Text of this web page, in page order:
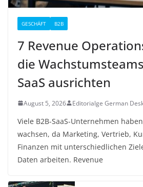
GESCHÄFT B2B
7 Revenue
die
SaaS ausrichten
August 5, 2026 Editorialge German
Viele B2B-SaaS-Unternehmen
wachsen, da Marketing, Vertrieb,
Finanzen mit unterschiedlichen
Daten arbeiten. Revenue